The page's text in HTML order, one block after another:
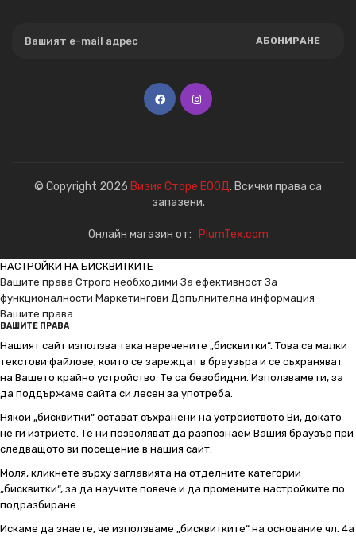
АБОНИРАНЕ
© Copyright 2026 Визия Сторе ЕООД. Всички права са
запазени.
Онлайн магазин от: PlumTex.com
НАСТРОЙКИ НА БИСКВИТКИТЕ
Вашите права Строго необходими За ефективност За
функционалности Маркетингови Допълнителна информация
Вашите права
ВАШИТЕ ПРАВА
Нашият сайт използва така наречените „бисквитки“. Това са малки
текстови файлове, които се зареждат в браузъра и се съхраняват
на Вашето крайно устройство. Те са безобидни. Използваме ги, за
да поддържаме сайта си лесен за употреба.
Някои „бисквитки“ остават съхранени на устройството Ви, докато
не ги изтриете. Те ни позволяват да разпознаем Вашия браузър при
следващото ви посещение в нашия сайт.
Моля, кликнете върху заглавията на отделните категории
„бисквитки“, за да научите повече и да промените настройките по
подразбиране.
Искаме да знаете, че използваме „бисквитките“ на основание чл. 4а